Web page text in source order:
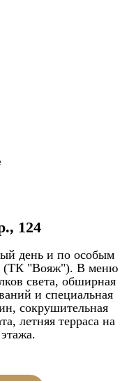
124
день и по особым
(ТК "Вояж"). В меню
света, обширная
и специальная
сокрушительная
летняя терраса на